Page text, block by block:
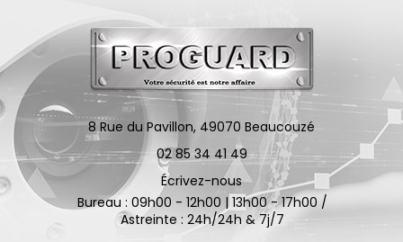
8 Rue du Pavillon, 49070 Beaucouzé
02 85 34 41 49
Écrivez-nous
Bureau : 09h00 - 12h00 | 13h00 - 17h00 /
Astreinte : 24h/24h & 7j/7